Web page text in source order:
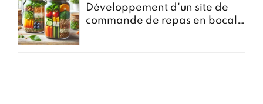
Développement d'un site de
commande de repas en bocal -